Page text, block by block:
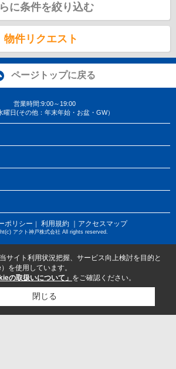
に条件を絞り込む
物件リクエスト
ページトップに戻る
営業時間:9:00～19:00
曜日(その他：年末年始・お盆・GW）
ポリシー ｜ 利用規約 ｜アクセスマップ
アクト神戸株式会社 All rights reserved.
サイト利用状況把握、サービス向上検討を目的と
を使用しています。
の取扱いについて」 をご確認ください。
閉じる